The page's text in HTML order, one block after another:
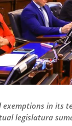
in its
legislatura